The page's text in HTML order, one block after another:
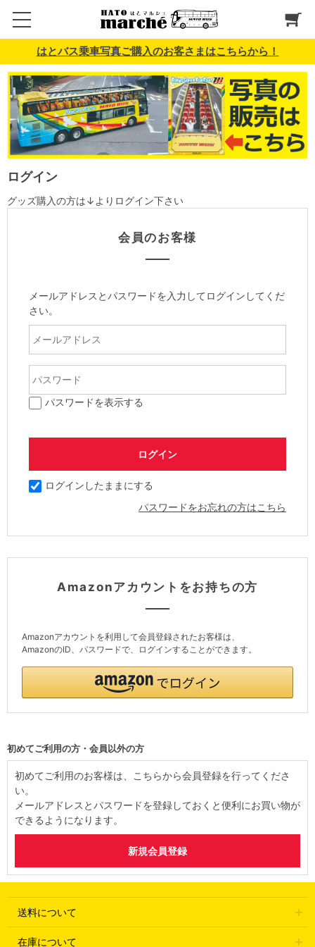
はとバス乗車写真ご購入のお客さまはこちらから！
ログイン
グッズ購入の方は↓よりログイン下さい
会員のお客様
メールアドレスとパスワードを入力してログインしてくだ
さい。
パスワードを表示する
ログインしたままにする
パスワードをお忘れの方はこちら
Amazonアカウントをお持ちの方
Amazonアカウントを利用して会員登録されたお客様は、
AmazonのID、パスワードで、ログインすることができます。
初めてご利用の方・会員以外の方
初めてご利用のお客様は、こちらから会員登録を行ってくださ
い。
メールアドレスとパスワードを登録しておくと便利にお買い物が
できるようになります。
送料について
在庫について